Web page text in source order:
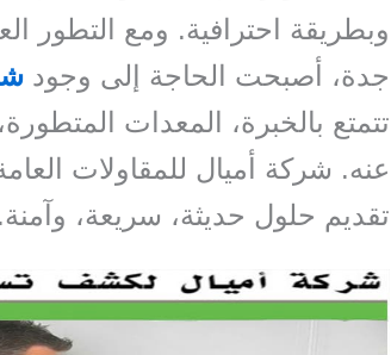
وبطريقة احترافية. ومع التطور
جدة، أصبحت الحاجة إلى وجود
تتمتع بالخبرة، المعدات
عنه. شركة أميال للمقاولات
تقديم حلول حديثة، سريعة، وآمنة.